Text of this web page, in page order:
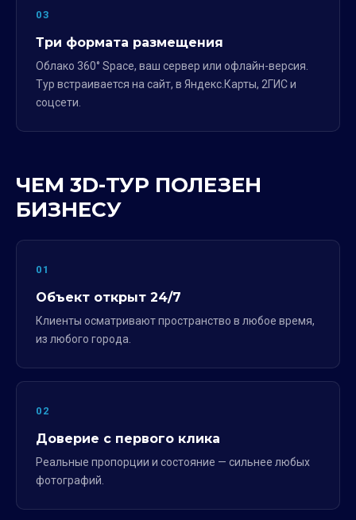
03
Три формата размещения
Облако 360° Space, ваш сервер или офлайн-версия.
Тур встраивается на сайт, в Яндекс.Карты, 2ГИС и
соцсети.
ЧЕМ 3D-ТУР ПОЛЕЗЕН
БИЗНЕСУ
01
Объект открыт 24/7
Клиенты осматривают пространство в любое время,
из любого города.
02
Доверие с первого клика
Реальные пропорции и состояние — сильнее любых
фотографий.